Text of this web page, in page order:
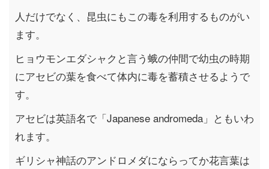
人だけでなく、昆虫にもこの毒を利用するものがい
ます。
ヒョウモンエダシャクと言う蛾の仲間で幼虫の時期
にアセビの葉を食べて体内に毒を蓄積させるようで
す。
アセビは英語名で「Japanese andromeda」ともいわ
れます。
ギリシャ神話のアンドロメダにならってか花言葉は